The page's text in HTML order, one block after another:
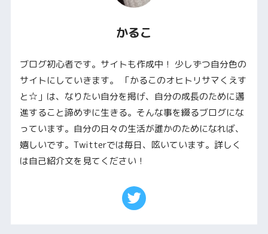
かるこ
ブログ初心者です。サイトも作成中！ 少しずつ自分色の
サイトにしていきます。 「かるこのオヒトリサマくえす
と☆」は、なりたい自分を掲げ、自分の成長のために邁
進すること諦めずに生きる。そんな事を綴るブログにな
っています。自分の日々の生活が誰かのためになれば、
嬉しいです。Twitterでは毎日、呟いています。詳しく
は自己紹介文を見てください！